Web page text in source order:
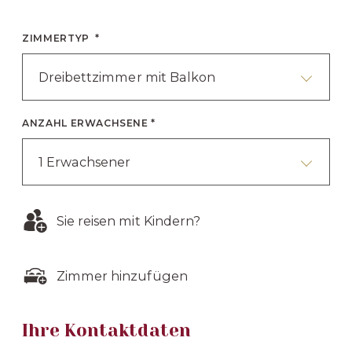
ZIMMERTYP *
Dreibettzimmer mit Balkon
ANZAHL ERWACHSENE *
1 Erwachsener
Sie reisen mit Kindern?
Zimmer hinzufügen
Ihre Kontaktdaten